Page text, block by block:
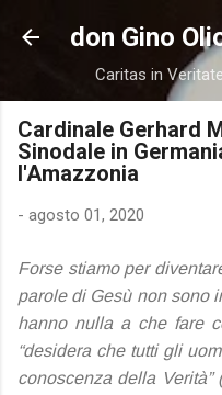
Passa ai
don Gino
Caritas in Veritate
Cardinale Gerhard
Sinodale in
l'Amazzonia
- agosto 01, 2020
Forse stiamo per
parole di Gesù non sono
hanno nulla a che fare
“desidera che tutti gli
conoscenza della Verità”